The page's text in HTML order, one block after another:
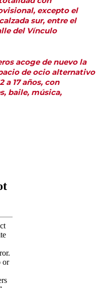
excepto el
sur, entre el
del Vínculo
acoge de nuevo la
de ocio alternativo
a 17 años, con
baile, música,